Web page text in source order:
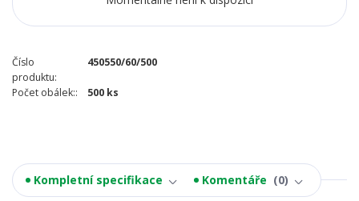
Číslo
produktu:
450550/60/500
Počet obálek:: 500 ks
Kompletní specifikace Komentáře 0